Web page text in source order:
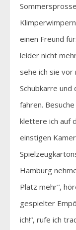
einen Freund
leider nicht
sehe ich sie
Schubkarre und
fahren.
klettere ich auf
einstigen
Hamburg
Platz mehr“,
gespielter
ich!“, rufe ich